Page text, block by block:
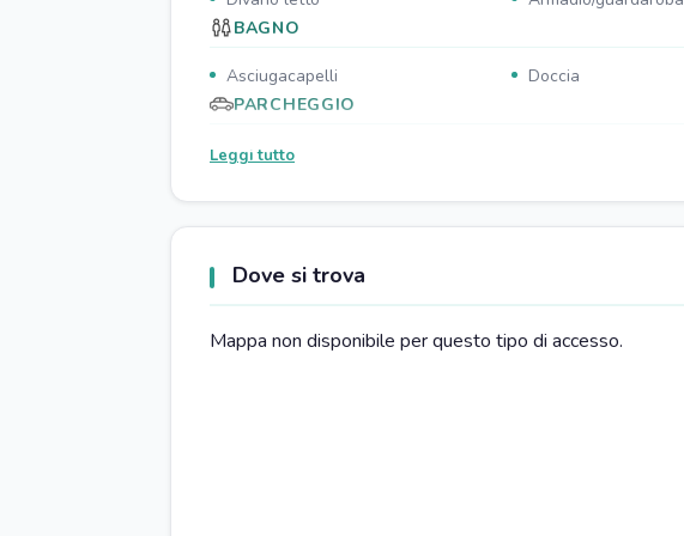
BAGNO
Asciugacapelli Doccia
PARCHEGGIO
Parcheggio in strada
Tavola da pranzo Piano cottura
Microonde
Zona pranzo Divano
Leggi tutto
Dove si trova
Mappa non disponibile per questo tipo di accesso.